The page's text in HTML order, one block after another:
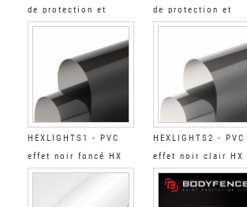
de protection et
scellement brillant
de protection et
scellement brillant
HEXLIGHTS1 - PVC
effet noir foncé HX
HEXLIGHTS2 - PVC
effet noir clair HX